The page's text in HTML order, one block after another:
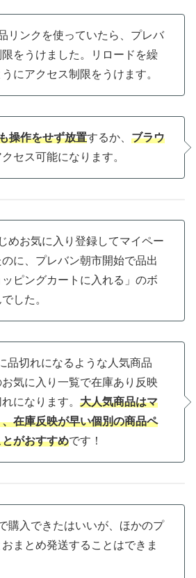
リンクを使っていたら、プレバ
をうけました。リロードを繰
にアクセス制限をうけます。
操作をせず放置するか、 ブラウ
セス可能になります。
めお気に入り登録してマイペー
に、プレバン朝市開始で品出
ピングカートに入れる」のボ
した。
品切れになるような人気商品
気に入り一覧で在庫あり反映
になります。 大人気商品はマ
在庫反映が早い個別の商品ペ
がおすすめです！
購入できたはいいが、ほかのプ
まとめ発送することはできま